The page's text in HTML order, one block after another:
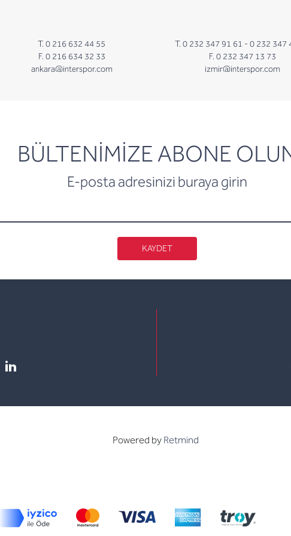
T. 0 216 632 44 55
F. 0 216 634 32 33
ankara@interspor.com
T. 0 232 347 91 61 - 0 232 347
F. 0 232 347 13 73
izmir@interspor.com
BÜLTENİMİZE ABONE
E-posta adresinizi buraya girin
newsletter
KAYDET
Powered by Retmind